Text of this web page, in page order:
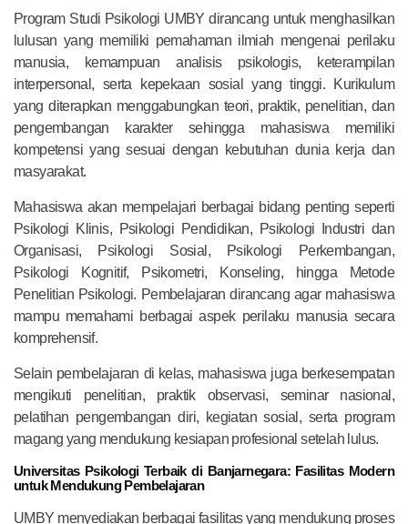
Program Studi Psikologi UMBY dirancang untuk menghasilkan
lulusan yang memiliki pemahaman ilmiah mengenai perilaku
manusia, kemampuan analisis psikologis, keterampilan
interpersonal, serta kepekaan sosial yang tinggi. Kurikulum
yang diterapkan menggabungkan teori, praktik, penelitian, dan
pengembangan karakter sehingga mahasiswa memiliki
kompetensi yang sesuai dengan kebutuhan dunia kerja dan
masyarakat.
Mahasiswa akan mempelajari berbagai bidang penting seperti
Psikologi Klinis, Psikologi Pendidikan, Psikologi Industri dan
Organisasi, Psikologi Sosial, Psikologi Perkembangan,
Psikologi Kognitif, Psikometri, Konseling, hingga Metode
Penelitian Psikologi. Pembelajaran dirancang agar mahasiswa
mampu memahami berbagai aspek perilaku manusia secara
komprehensif.
Selain pembelajaran di kelas, mahasiswa juga berkesempatan
mengikuti penelitian, praktik observasi, seminar nasional,
pelatihan pengembangan diri, kegiatan sosial, serta program
magang yang mendukung kesiapan profesional setelah lulus.
Universitas Psikologi Terbaik di Banjarnegara: Fasilitas Modern
untuk Mendukung Pembelajaran
UMBY menyediakan berbagai fasilitas yang mendukung proses